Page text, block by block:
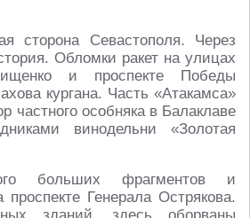
сторона Севастополя. Через
Обломки ракет на улицах
и проспекте Победы
кургана. Часть «Атакамса»
частного особняка в Балаклаве
винодельни «Золотая
больших фрагментов и
проспекте Генерала Острякова.